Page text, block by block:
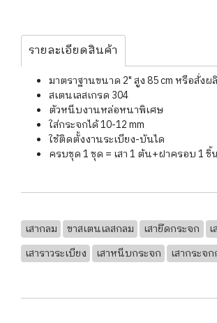
รายละเอียดสินค้า
มาตราฐานขนาด 2" สูง 85 cm หรือสั่ง
สเตนเลสเกรด 304
ตัวหนีบงานหล่อหนาพิเศษ
ใส่กระจกได้ 10-12 mm
ใช้ติดตั้งงานระเบียง-บันได
ครบชุด 1 ชุด = เสา 1 ต้น+ฝาครอบ 1
เสากลม ขาสเตนเลสกลม เสายึดกระจก
เสาราวระเบียง
เสาหนีบกระจก เสากระจ